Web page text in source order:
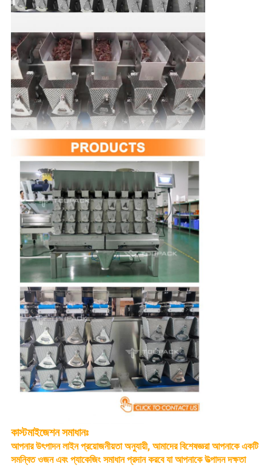
কাস্টমাইজেশনসমাধানঃ
আপনার উৎপাদন লাইন প্রয়োজনীয়তা অনুযায়ী, আমাদের বিশেষজ্ঞরা আপনাকে একটি
সমন্বিত ওজন এবং প্যাকেজিং সমাধান প্রদান করবে যা আপনাকে উত্পাদন দক্ষতা